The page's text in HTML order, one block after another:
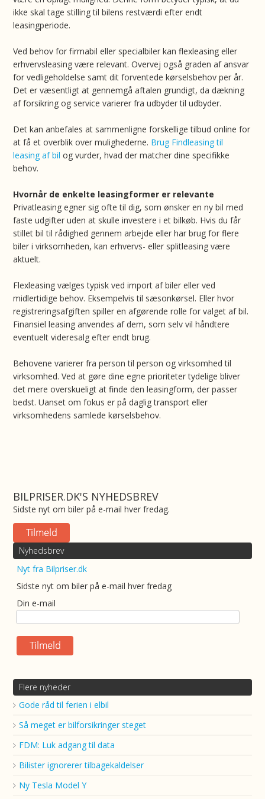
ikke skal tage stilling til bilens restværdi efter endt
leasingperiode.
Ved behov for firmabil eller specialbiler kan flexleasing eller
erhvervsleasing være relevant. Overvej også graden af ansvar
for vedligeholdelse samt dit forventede kørselsbehov per år.
Det er væsentligt at gennemgå aftalen grundigt, da dækning
af forsikring og service varierer fra udbyder til udbyder.
Det kan anbefales at sammenligne forskellige tilbud online for
at få et overblik over mulighederne. Brug Findleasing til
leasing af bil og vurder, hvad der matcher dine specifikke
behov.
Hvornår de enkelte leasingformer er relevante
Privatleasing egner sig ofte til dig, som ønsker en ny bil med
faste udgifter uden at skulle investere i et bilkøb. Hvis du får
stillet bil til rådighed gennem arbejde eller har brug for flere
biler i virksomheden, kan erhvervs- eller splitleasing være
aktuelt.
Flexleasing vælges typisk ved import af biler eller ved
midlertidige behov. Eksempelvis til sæsonkørsel. Eller hvor
registreringsafgiften spiller en afgørende rolle for valget af bil.
Finansiel leasing anvendes af dem, som selv vil håndtere
eventuelt videresalg efter endt brug.
Behovene varierer fra person til person og virksomhed til
virksomhed. Ved at gøre dine egne prioriteter tydelige bliver
det mere overskueligt at finde den leasingform, der passer
bedst. Uanset om fokus er på daglig transport eller
virksomhedens samlede kørselsbehov.
BILPRISER.DK'S NYHEDSBREV
Sidste nyt om biler på e-mail hver fredag.
Nyhedsbrev
Nyt fra Bilpriser.dk
Sidste nyt om biler på e-mail hver fredag
Din e-mail
Flere nyheder
Gode råd til ferien i elbil
Så meget er bilforsikringer steget
FDM: Luk adgang til data
Bilister ignorerer tilbagekaldelser
Ny Tesla Model Y